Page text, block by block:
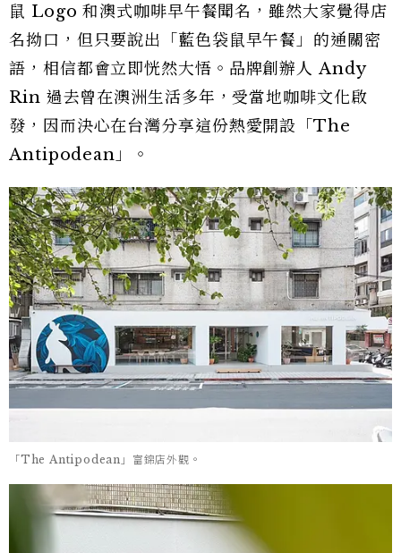
鼠 Logo 和澳式咖啡早午餐聞名，雖然大家覺得店
名拗口，但只要說出「藍色袋鼠早午餐」的通關密
語，相信都會立即恍然大悟。品牌創辦人 Andy
Rin 過去曾在澳洲生活多年，受當地咖啡文化啟
發，因而決心在台灣分享這份熱愛開設「The
Antipodean」。
「The Antipodean」富錦店外觀。